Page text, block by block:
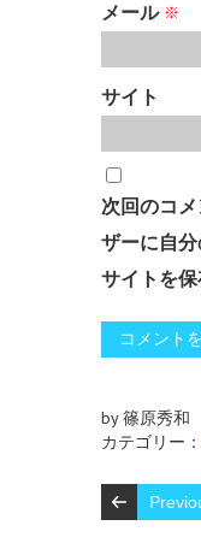
メール ※
サイト
次回のコ
ザーに自分
サイトを保
by 篠原秀和
カテゴリー：